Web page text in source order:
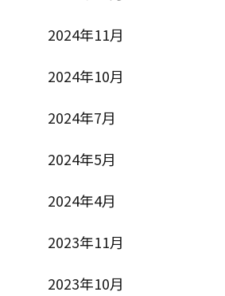
2024年11月
2024年10月
2024年7月
2024年5月
2024年4月
2023年11月
2023年10月